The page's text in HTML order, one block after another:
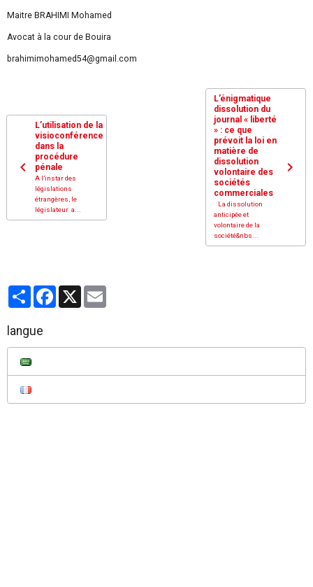
Maitre BRAHIMI Mohamed
Avocat à la cour de Bouira
brahimimohamed54@gmail.com
L’utilisation de la
visioconférence
dans la
procédure
pénale
A l’instar des
législations
étrangères, le
législateur a...
L’énigmatique
dissolution du
journal « liberté
» : ce que
prévoit la loi en
matière de
dissolution
volontaire des
sociétés
commerciales
La dissolution
anticipée et
volontaire de la
société&nbs...
PartagerFacebook
langue